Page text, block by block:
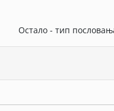
Остало - тип